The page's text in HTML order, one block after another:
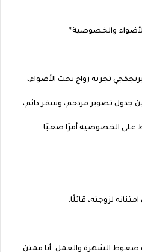
والخصوصية*
تجربة زواج تحت الأضواء،
جدول تصوير مزدحم، وسفر دائم،
على الخصوصية أمرًا صعبًا.
لزوجته، قائلًا:
ضغوط الشهرة والعمل. أنا ممتن